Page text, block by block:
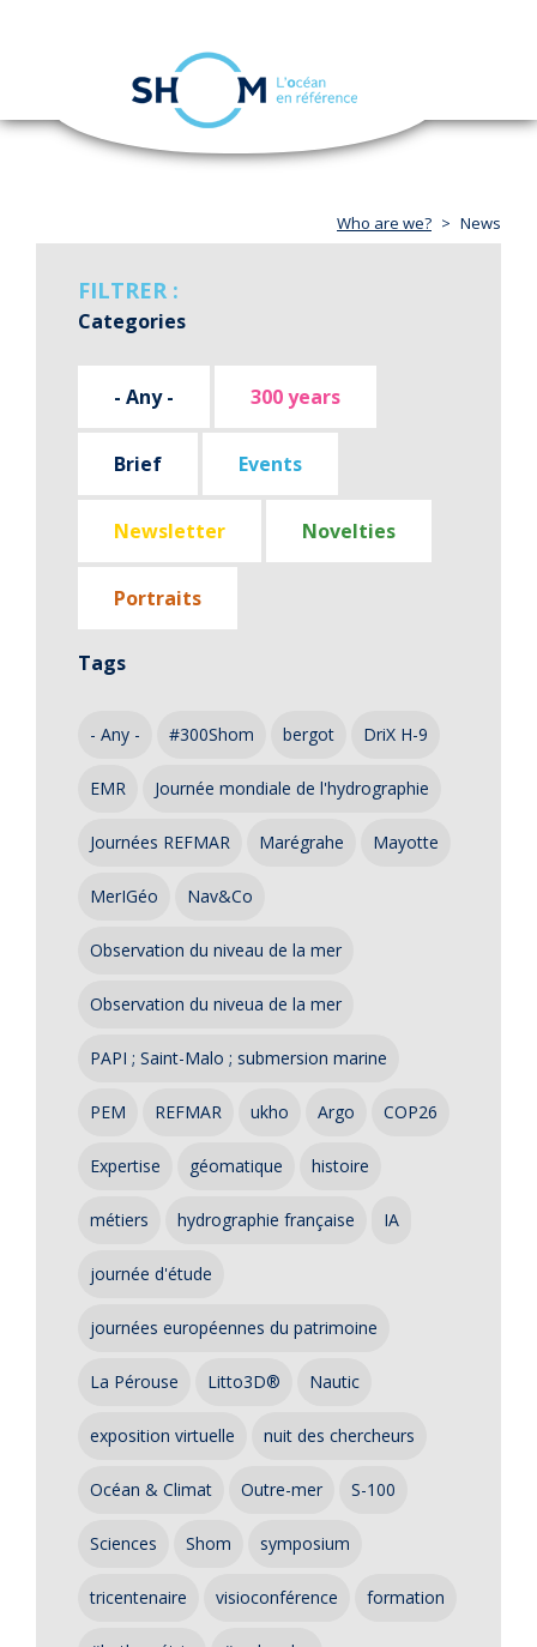
Skip
navigation
Who are we? News
FILTRER :
Categories
- Any - 300 years
Brief Events
Newsletter Novelties
Portraits
Tags
- Any - #300Shom bergot DriX H-9
EMR Journée mondiale de l'hydrographie
Journées REFMAR Marégrahe Mayotte
MerIGéo Nav&Co
Observation du niveau de la mer
Observation du niveua de la mer
PAPI ; Saint-Malo ; submersion marine
PEM REFMAR ukho Argo COP26
Expertise géomatique histoire
métiers hydrographie française IA
journée d'étude
journées européennes du patrimoine
La Pérouse Litto3D® Nautic
exposition virtuelle nuit des chercheurs
Océan & Climat Outre-mer S-100
Sciences Shom symposium
tricentenaire visioconférence formation